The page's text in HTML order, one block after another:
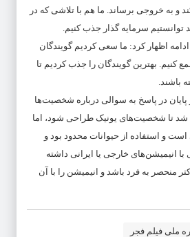
و به خروجی برساند. ما هم با تلاشی که در
توانستیم سرمایه گذار جذب کنیم.
ادامه اظهار کرد: ما سعی کردیم گویندگان
کنیم. بهترین گویندگان را جذب کردیم تا
باشند.
پایان در پاسخ به سوالی درباره شخصیت‌ها
شد تا شخصیت‌های یونیک طراحی شود، اما
و استفاده از حیوانات محدود بود و
انیمیشن‌های خارجی یا ایرانی داشته
منحصر به فرد باشد و انیمیشن را با آن
ملی فیلم فجر